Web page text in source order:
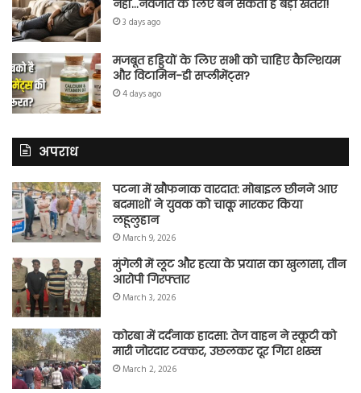
नहीं…नवजात के लिए बन सकता है बड़ा खतरा!
3 days ago
मजबूत हड्डियों के लिए सभी को चाहिए कैल्शियम
और विटामिन-डी सप्लीमेंट्स?
4 days ago
अपराध
पटना में खौफनाक वारदात: मोबाइल छीनने आए
बदमाशों ने युवक को चाकू मारकर किया
लहूलुहान
March 9, 2026
मुंगेली में लूट और हत्या के प्रयास का खुलासा, तीन
आरोपी गिरफ्तार
March 3, 2026
कोरबा में दर्दनाक हादसा: तेज वाहन ने स्कूटी को
मारी जोरदार टक्कर, उछलकर दूर गिरा शख्स
March 2, 2026